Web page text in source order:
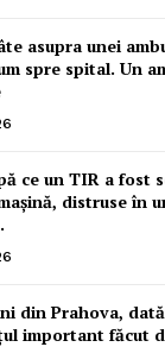
asupra unei
spre spital. Un
ce un TIR a fost
distruse în
din Prahova,
important făcut